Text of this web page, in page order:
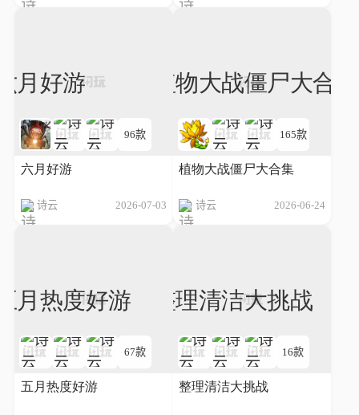
96款
六月好游
诗云 2026-07-03
165款
植物大战僵尸大合集
诗云 2026-06-24
67款
五月热度好游
16款
整理清洁大挑战